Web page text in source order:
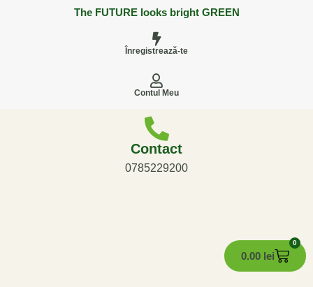
The FUTURE looks bright GREEN
Înregistrează-te
Contul Meu
Contact
0785229200
0.00 lei
0